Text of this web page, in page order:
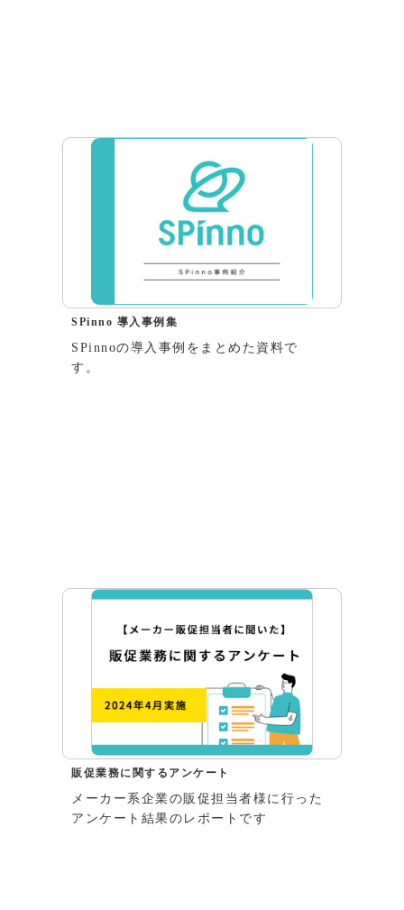
SPinno 導入事例集
SPinnoの導入事例をまとめた資料で
す。
販促業務に関するアンケート
メーカー系企業の販促担当者様に行った
アンケート結果のレポートです